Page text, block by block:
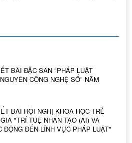
BÀI ĐẶC SAN "PHÁP LUẬT
CÔNG NGHỆ SỐ" NĂM
BÀI HỘI NGHỊ KHOA HỌC TRẺ
"TRÍ TUỆ NHÂN TẠO (AI) VÀ
ĐỘNG ĐẾN LĨNH VỰC PHÁP LUẬT"